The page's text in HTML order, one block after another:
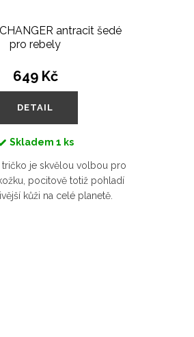
antracit šedé
pro rebely
649 Kč
DETAIL
Skladem 1 ks
tričko je skvělou volbou pro
pocitově totiž pohladí
kůži na celé planetě.